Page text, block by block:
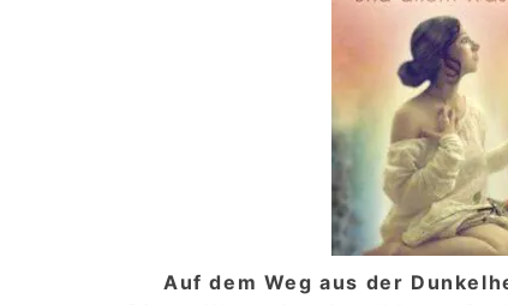
Auf dem Weg aus der